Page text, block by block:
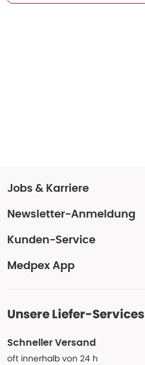
Jobs & Karriere
Newsletter-Anmeldung
Kunden-Service
Medpex App
Unsere Liefer-Services
Schneller Versand
oft innerhalb von 24 h